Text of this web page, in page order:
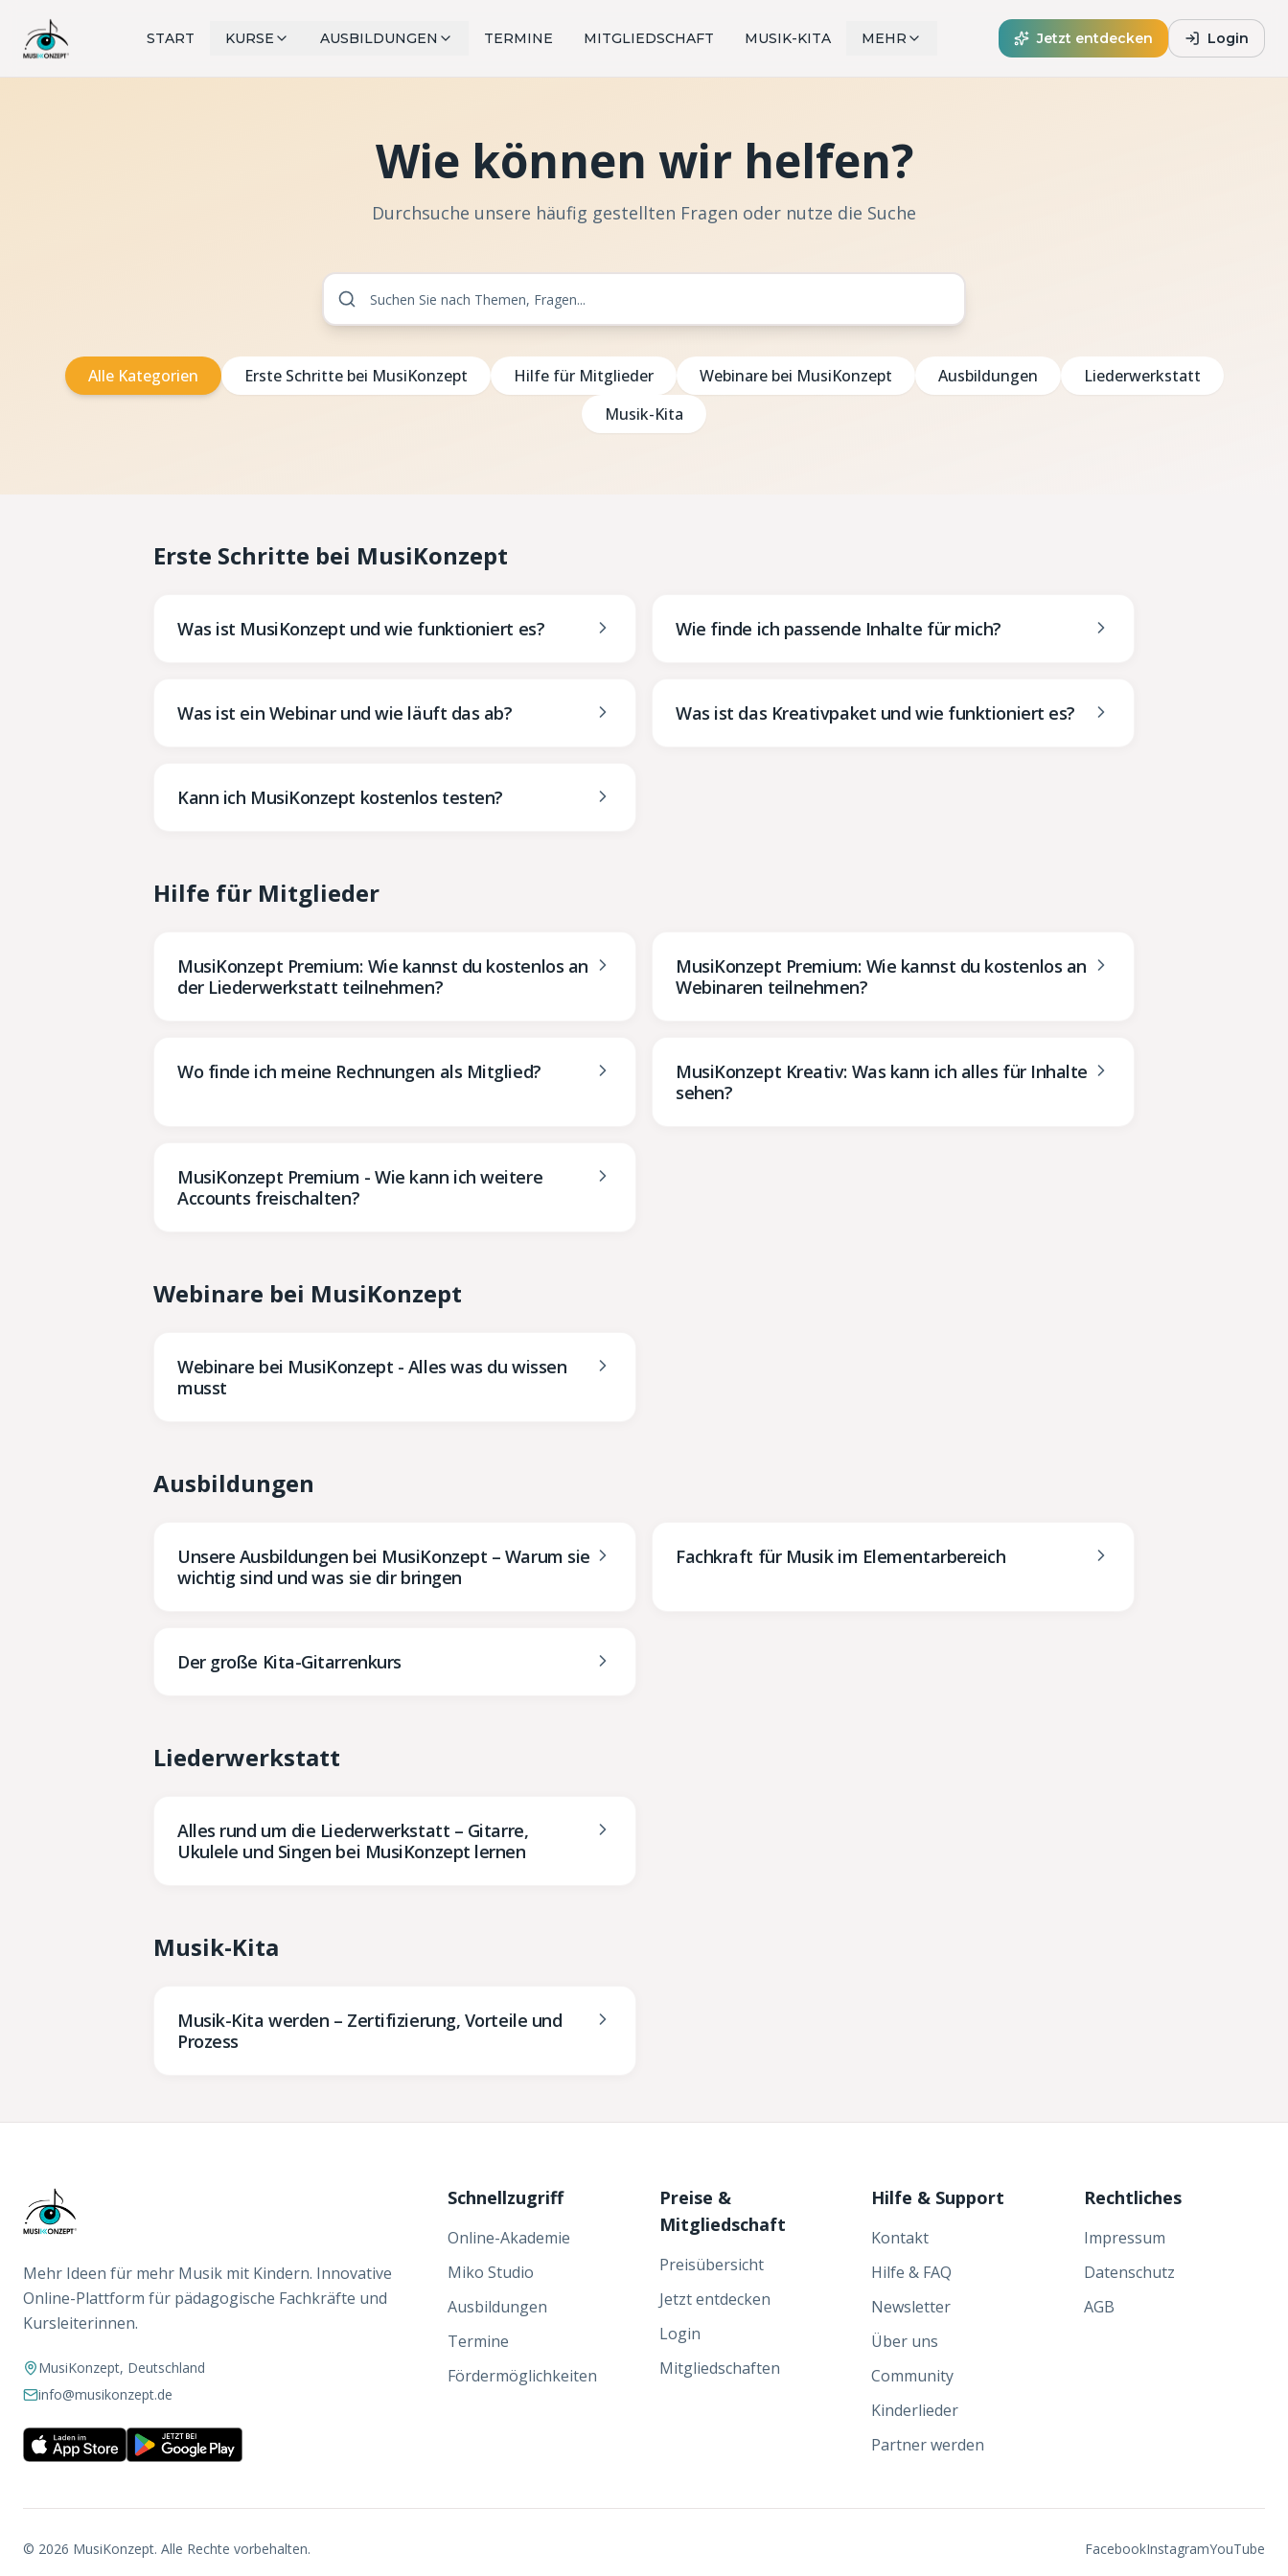
START KURSE AUSBILDUNGEN TERMINE MITGLIEDSCHAFT MUSIK-KITA MEHR Jetzt entdecken Login
Wie können wir helfen?
Durchsuche unsere häufig gestellten Fragen oder nutze die Suche
Alle Kategorien Erste Schritte bei MusiKonzept Hilfe für Mitglieder Webinare bei MusiKonzept Ausbildungen
Liederwerkstatt
Musik-Kita
Erste Schritte bei MusiKonzept
Was ist MusiKonzept und wie funktioniert es? Wie finde ich passende Inhalte für mich?
Was ist ein Webinar und wie läuft das ab? Was ist das Kreativpaket und wie funktioniert es?
Kann ich MusiKonzept kostenlos testen?
Hilfe für Mitglieder
MusiKonzept Premium: Wie kannst du kostenlos an
der Liederwerkstatt teilnehmen?
MusiKonzept Premium: Wie kannst du kostenlos an
Webinaren teilnehmen?
Wo finde ich meine Rechnungen als Mitglied?
MusiKonzept Kreativ: Was kann ich alles für Inhalte
sehen?
MusiKonzept Premium - Wie kann ich weitere
Accounts freischalten?
Webinare bei MusiKonzept
Webinare bei MusiKonzept - Alles was du wissen
musst
Ausbildungen
Unsere Ausbildungen bei MusiKonzept – Warum sie
wichtig sind und was sie dir bringen
Fachkraft für Musik im Elementarbereich
Der große Kita-Gitarrenkurs
Liederwerkstatt
Alles rund um die Liederwerkstatt – Gitarre,
Ukulele und Singen bei MusiKonzept lernen
Musik-Kita
Musik-Kita werden – Zertifizierung, Vorteile und
Prozess
Mehr Ideen für mehr Musik mit Kindern. Innovative
Online-Plattform für pädagogische Fachkräfte und
Kursleiterinnen.
MusiKonzept, Deutschland
info@musikonzept.de
Schnellzugriff
Online-Akademie
Miko Studio
Ausbildungen
Termine
Fördermöglichkeiten
Preise &
Mitgliedschaft
Preisübersicht
Jetzt entdecken
Login
Mitgliedschaften
Hilfe & Support
Kontakt
Hilfe & FAQ
Newsletter
Über uns
Community
Kinderlieder
Partner werden
Rechtliches
Impressum
Datenschutz
AGB
© 2026 MusiKonzept. Alle Rechte vorbehalten. FacebookInstagramYouTube